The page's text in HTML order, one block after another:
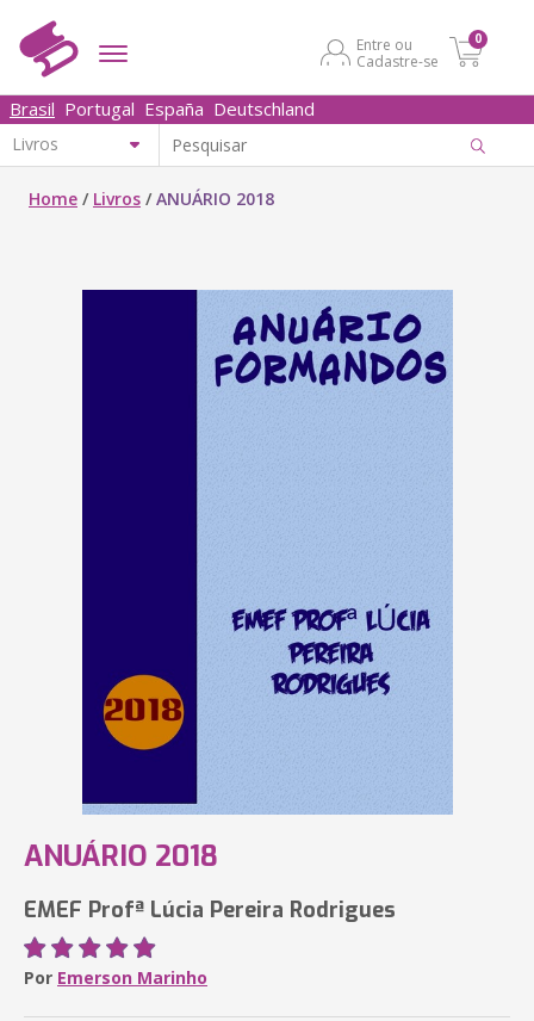
Entre ou
Cadastre-se
0
Brasil Portugal España Deutschland
Home / Livros /ANUÁRIO 2018
ANUÁRIO 2018
EMEF Profª Lúcia Pereira Rodrigues
Por Emerson Marinho